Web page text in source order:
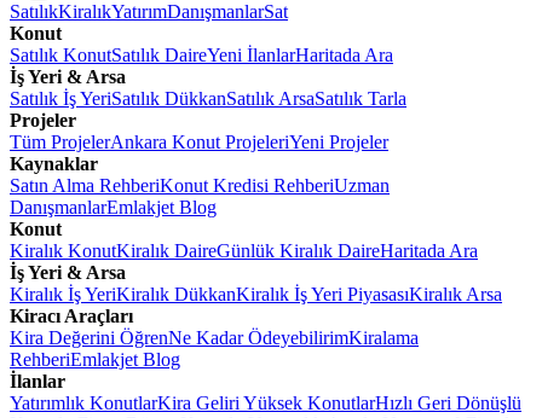
SatılıkKiralıkYatırımDanışmanlarSat
Konut
Satılık KonutSatılık DaireYeni İlanlarHaritada Ara
İş Yeri & Arsa
Satılık İş YeriSatılık DükkanSatılık ArsaSatılık Tarla
Projeler
Tüm ProjelerAnkara Konut ProjeleriYeni Projeler
Kaynaklar
Satın Alma RehberiKonut Kredisi RehberiUzman
DanışmanlarEmlakjet Blog
Konut
Kiralık KonutKiralık DaireGünlük Kiralık DaireHaritada Ara
İş Yeri & Arsa
Kiralık İş YeriKiralık DükkanKiralık İş Yeri PiyasasıKiralık Arsa
Kiracı Araçları
Kira Değerini ÖğrenNe Kadar ÖdeyebilirimKiralama
RehberiEmlakjet Blog
İlanlar
Yatırımlık KonutlarKira Geliri Yüksek KonutlarHızlı Geri Dönüşlü